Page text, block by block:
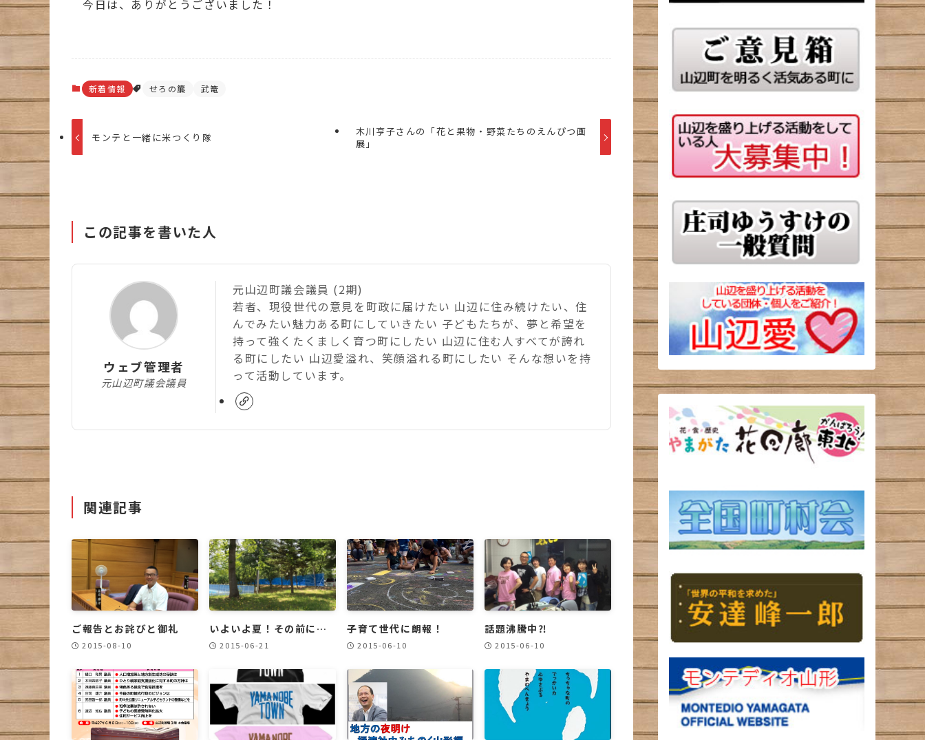
今日は、ありがとうございました！
新着情報 せろの簾 武篭
モンテと一緒に米つくり隊
木川亨子さんの「花と果物・野菜たちのえんぴつ画
展」
この記事を書いた人
ウェブ管理者
元山辺町議会議員
元山辺町議会議員 (2期)
若者、現役世代の意見を町政に届けたい 山辺に住み続けたい、住
んでみたい魅力ある町にしていきたい 子どもたちが、夢と希望を
持って強くたくましく育つ町にしたい 山辺に住む人すべてが誇れ
る町にしたい 山辺愛溢れ、笑顔溢れる町にしたい そんな想いを持
って活動しています。
関連記事
ご報告とお詫びと御礼
2015-08-10
いよいよ夏！その前に…
2015-06-21
子育て世代に朗報！
2015-06-10
話題沸騰中⁈
2015-06-10